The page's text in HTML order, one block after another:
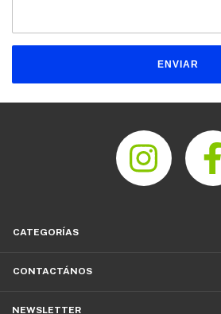
ENVIAR
CATEGORÍAS
CONTACTÁNOS
NEWSLETTER